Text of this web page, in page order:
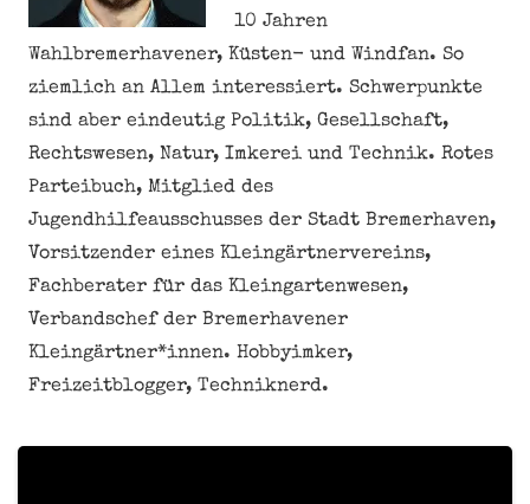
10 Jahren
Wahlbremerhavener, Küsten- und Windfan. So
ziemlich an Allem interessiert. Schwerpunkte
sind aber eindeutig Politik, Gesellschaft,
Rechtswesen, Natur, Imkerei und Technik. Rotes
Parteibuch, Mitglied des
Jugendhilfeausschusses der Stadt Bremerhaven,
Vorsitzender eines Kleingärtnervereins,
Fachberater für das Kleingartenwesen,
Verbandschef der Bremerhavener
Kleingärtner*innen. Hobbyimker,
Freizeitblogger, Techniknerd.